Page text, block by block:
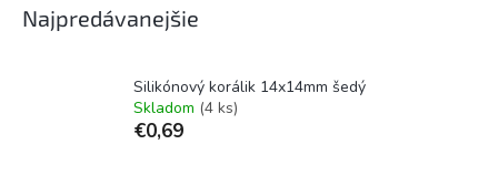
Najpredávanejšie
Silikónový korálik 14x14mm šedý
Skladom (4 ks)
€0,69